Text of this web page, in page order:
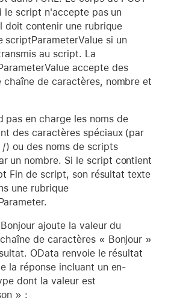
le script n'accepte pas un
doit contenir une rubrique
scriptParameterValue si un
au script. La
accepte des
chaîne de caractères, nombre et
pas en charge les noms de
des caractères spéciaux (par
/) ou des noms de scripts
un nombre. Si le script contient
Fin de script, son résultat texte
une rubrique
ajoute la valeur du
de caractères « Bonjour »
OData renvoie le résultat
la réponse incluant un en-
dont la valeur est
» :